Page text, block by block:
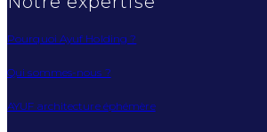
Pourquoi Ayuf Holding ?
Qui sommes-nous ?
AYUF architecture éphémère